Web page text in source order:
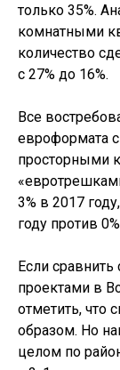
только 35%.
комнатными
количество
с 27% до 16%.
Все
евроформата
просторными
3% в 2017
году против
Если
проектами в
отметить, что
образом. Но
целом по